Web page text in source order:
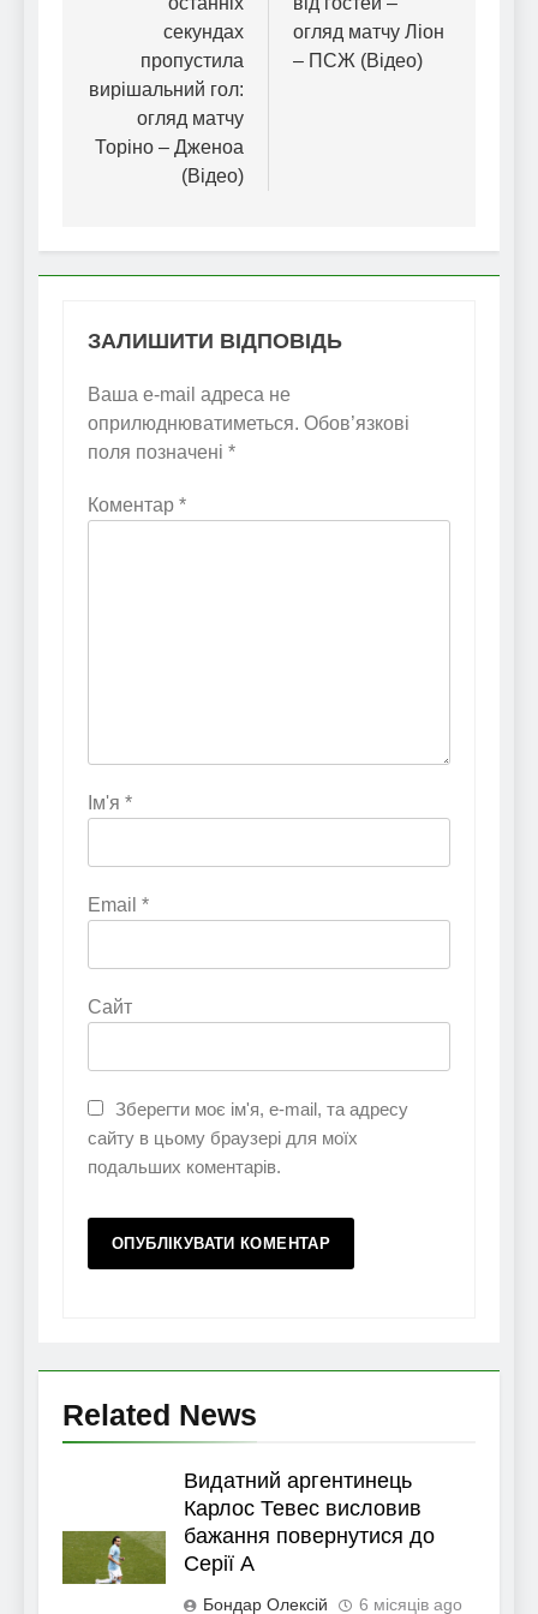
секундах
пропустила
вирішальний гол:
огляд матчу
Торіно – Дженоа
(Відео)
огляд матчу Ліон
– ПСЖ (Відео)
ЗАЛИШИТИ ВІДПОВІДЬ
Ваша e-mail адреса не
оприлюднюватиметься. Обов’язкові
поля позначені *
Коментар *
Ім'я *
Email *
Сайт
Зберегти моє ім'я, e-mail, та адресу
сайту в цьому браузері для моїх
подальших коментарів.
Related News
Видатний аргентинець
Карлос Тевес висловив
бажання повернутися до
Серії А
Бондар Олексій 6 місяців ago